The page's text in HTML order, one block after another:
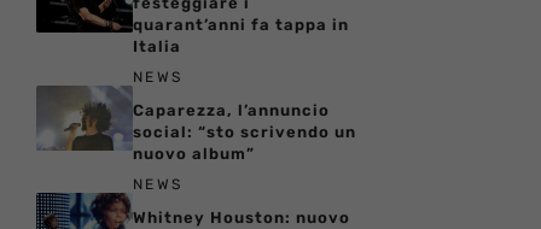
quarant’anni fa tappa in
Italia
NEWS
Caparezza, l’annuncio
social: “sto scrivendo un
nuovo album”
NEWS
Whitney Houston: nuovo